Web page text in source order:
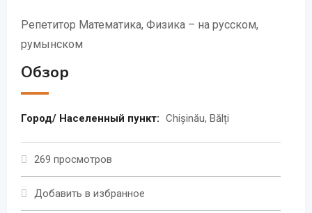
Репетитор Mатематика, Физика – на русском,
румынском
Обзор
Город/ Населенный пункт: Chișinău, Bălți
269 просмотров
Добавить в избранное